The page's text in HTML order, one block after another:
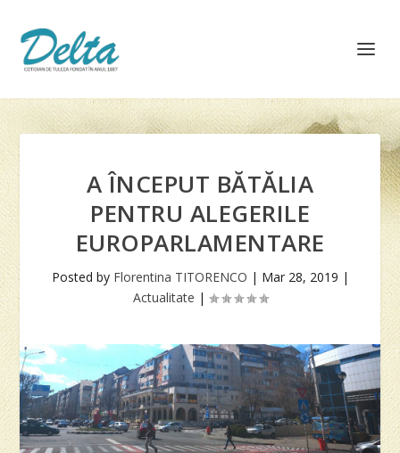
A ÎNCEPUT BĂTĂLIA
PENTRU ALEGERILE
EUROPARLAMENTARE
Posted by Florentina TITORENCO | Mar 28, 2019 |
Actualitate |